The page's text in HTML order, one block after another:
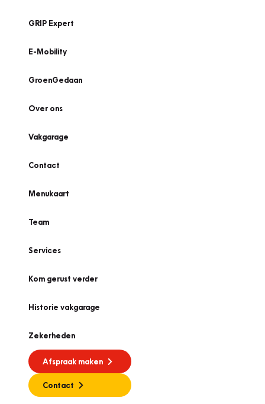
GRIP Expert
E-Mobility
GroenGedaan
Over ons
Vakgarage
Contact
Menukaart
Team
Services
Kom gerust verder
Historie vakgarage
Zekerheden
Afspraak maken
Contact